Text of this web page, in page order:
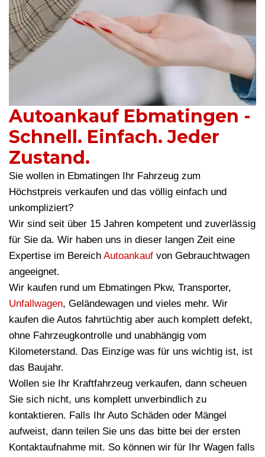
Autoankauf Ebmatingen -
Schnell. Einfach. Jeder
Zustand.
Sie wollen in Ebmatingen Ihr Fahrzeug zum
Höchstpreis verkaufen und das völlig einfach und
unkompliziert?
Wir sind seit über 15 Jahren kompetent und zuverlässig
für Sie da. Wir haben uns in dieser langen Zeit eine
Expertise im Bereich Autoankauf von Gebrauchtwagen
angeeignet.
Wir kaufen rund um Ebmatingen Pkw, Transporter,
Unfallwagen, Geländewagen und vieles mehr. Wir
kaufen die Autos fahrtüchtig aber auch komplett defekt,
ohne Fahrzeugkontrolle und unabhängig vom
Kilometerstand. Das Einzige was für uns wichtig ist, ist
das Baujahr.
Wollen sie Ihr Kraftfahrzeug verkaufen, dann scheuen
Sie sich nicht, uns komplett unverbindlich zu
kontaktieren. Falls Ihr Auto Schäden oder Mängel
aufweist, dann teilen Sie uns das bitte bei der ersten
Kontaktaufnahme mit. So können wir für Ihr Wagen falls